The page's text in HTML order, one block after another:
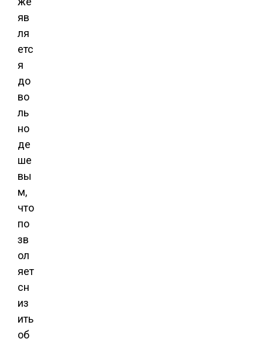
яв
ля
етс
я
до
во
ль
но
де
ше
вы
м,
что
по
зв
ол
яет
сн
из
ить
об